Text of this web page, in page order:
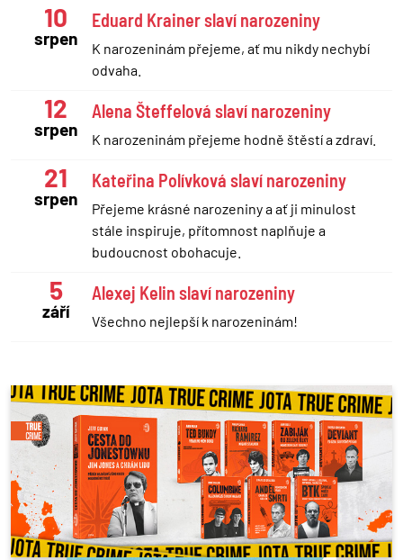
10
srpen
Eduard Krainer slaví narozeniny
K narozeninám přejeme, ať mu nikdy nechybí
odvaha.
12
srpen
Alena Šteffelová slaví narozeniny
K narozeninám přejeme hodně štěstí a zdraví.
21
srpen
Kateřina Polívková slaví narozeniny
Přejeme krásné narozeniny a ať ji minulost
stále inspiruje, přítomnost naplňuje a
budoucnost obohacuje.
5
září
Alexej Kelin slaví narozeniny
Všechno nejlepší k narozeninám!